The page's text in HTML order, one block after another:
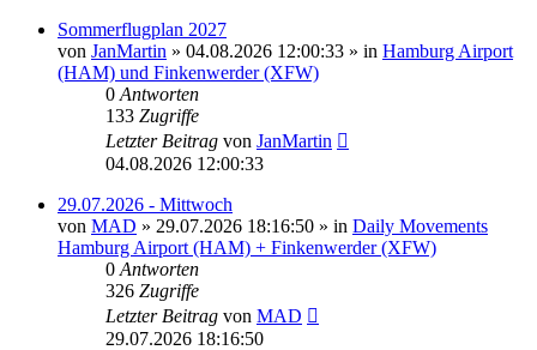
Sommerflugplan 2027
von JanMartin » 04.08.2026 12:00:33 » in Hamburg Airport
(HAM) und Finkenwerder (XFW)
0 Antworten
133 Zugriffe
Letzter Beitrag von JanMartin
04.08.2026 12:00:33
29.07.2026 - Mittwoch
von MAD » 29.07.2026 18:16:50 » in Daily Movements
Hamburg Airport (HAM) + Finkenwerder (XFW)
0 Antworten
326 Zugriffe
Letzter Beitrag von MAD
29.07.2026 18:16:50